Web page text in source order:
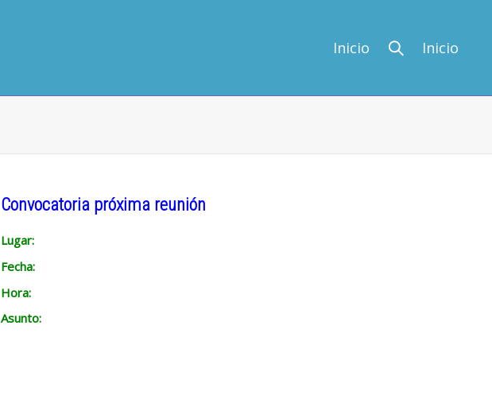
Inicio Inicio
Convocatoria próxima reunión
Lugar:
Fecha:
Hora:
Asunto: